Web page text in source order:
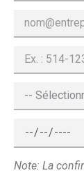
Note: La